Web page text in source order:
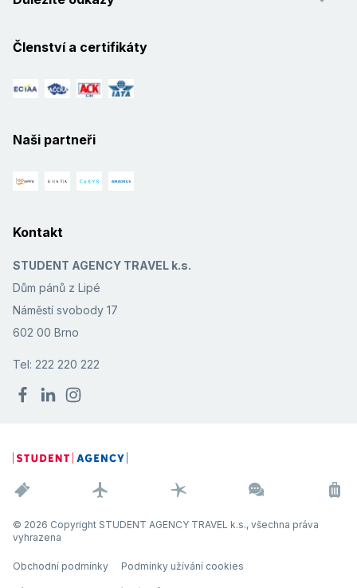
Členství a certifikáty
Naši partneři
Kontakt
STUDENT AGENCY TRAVEL k.s.
Dům pánů z Lipé
Náměstí svobody 17
602 00 Brno
Tel: 222 220 222
© 2026 Copyright STUDENT AGENCY TRAVEL k.s., všechna práva
vyhrazena
Obchodní podmínky Podmínky užívání cookies